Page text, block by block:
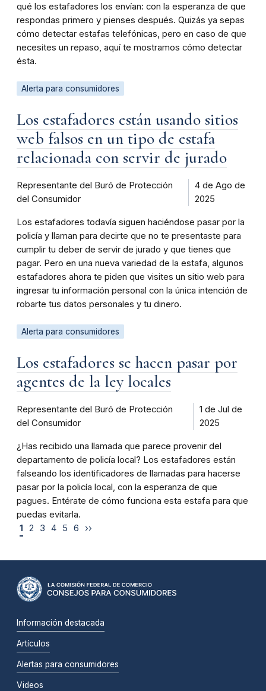
qué los estafadores los envían: con la esperanza de que
respondas primero y pienses después. Quizás ya sepas
cómo detectar estafas telefónicas, pero en caso de que
necesites un repaso, aquí te mostramos cómo detectar
ésta.
Alerta para consumidores
Los estafadores están usando sitios
web falsos en un tipo de estafa
relacionada con servir de jurado
Representante del Buró de Protección
del Consumidor
4 de Ago de
2025
Los estafadores todavía siguen haciéndose pasar por la
policía y llaman para decirte que no te presentaste para
cumplir tu deber de servir de jurado y que tienes que
pagar. Pero en una nueva variedad de la estafa, algunos
estafadores ahora te piden que visites un sitio web para
ingresar tu información personal con la única intención de
robarte tus datos personales y tu dinero.
Alerta para consumidores
Los estafadores se hacen pasar por
agentes de la ley locales
Representante del Buró de Protección
del Consumidor
1 de Jul de
2025
¿Has recibido una llamada que parece provenir del
departamento de policía local? Los estafadores están
falseando los identificadores de llamadas para hacerse
pasar por la policía local, con la esperanza de que
pagues. Entérate de cómo funciona esta estafa para que
puedas evitarla.
1
2 3 4 5 6 ››
Información destacada
Artículos
Alertas para consumidores
Videos